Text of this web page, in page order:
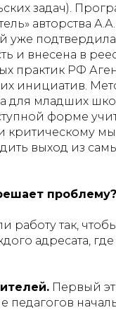
задач).
авторства
уже
и внесена в
практик РФ
инициатив.
для младших
форме
критическому
выход из
проблему?
работу так,
адресата,
Первый
педагогов